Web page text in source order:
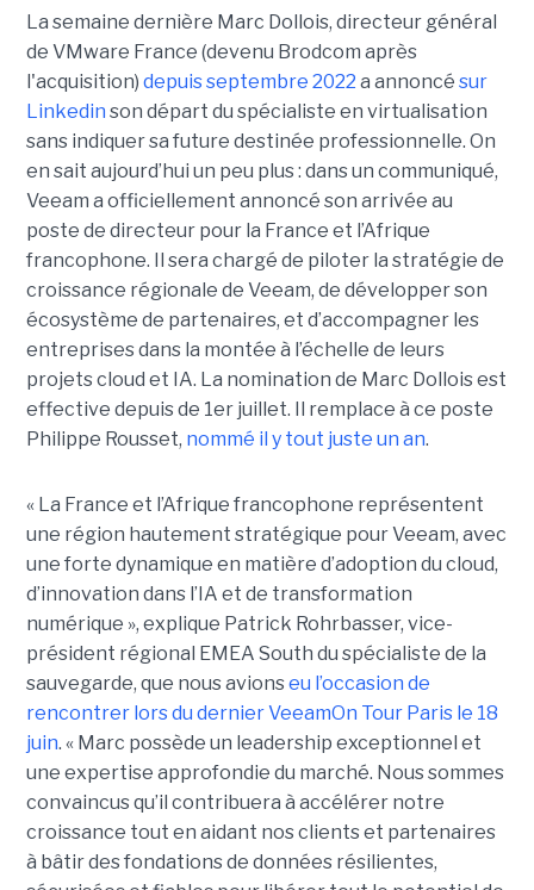
La semaine dernière Marc Dollois, directeur général
de VMware France (devenu Brodcom après
l'acquisition) depuis septembre 2022 a annoncé sur
Linkedin son départ du spécialiste en virtualisation
sans indiquer sa future destinée professionnelle. On
en sait aujourd’hui un peu plus : dans un communiqué,
Veeam a officiellement annoncé son arrivée au
poste de directeur pour la France et l’Afrique
francophone. Il sera chargé de piloter la stratégie de
croissance régionale de Veeam, de développer son
écosystème de partenaires, et d’accompagner les
entreprises dans la montée à l’échelle de leurs
projets cloud et IA. La nomination de Marc Dollois est
effective depuis de 1er juillet. Il remplace à ce poste
Philippe Rousset, nommé il y tout juste un an.
« La France et l’Afrique francophone représentent
une région hautement stratégique pour Veeam, avec
une forte dynamique en matière d’adoption du cloud,
d’innovation dans l’IA et de transformation
numérique », explique Patrick Rohrbasser, vice-
président régional EMEA South du spécialiste de la
sauvegarde, que nous avionseu l’occasion de
rencontrer lors du dernier VeeamOn Tour Paris le 18
juin. « Marc possède un leadership exceptionnel et
une expertise approfondie du marché. Nous sommes
convaincus qu’il contribuera à accélérer notre
croissance tout en aidant nos clients et partenaires
à bâtir des fondations de données résilientes,